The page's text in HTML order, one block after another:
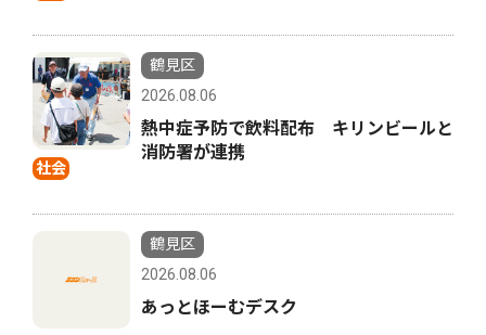
社会
鶴見区
2026.08.06
熱中症予防で飲料配布 キリンビールと
消防署が連携
鶴見区
2026.08.06
あっとほーむデスク